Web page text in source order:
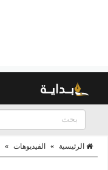
الرئيسية » الفيديوهات »